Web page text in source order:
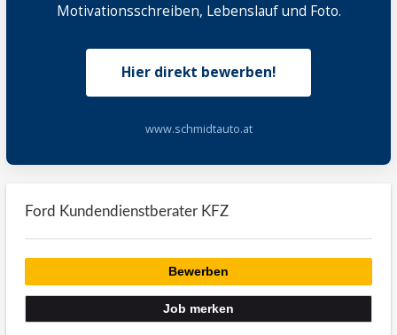
Motivationsschreiben, Lebenslauf und Foto.
Hier direkt bewerben!
www.schmidtauto.at
Ford Kundendienstberater KFZ
Bewerben
Job merken